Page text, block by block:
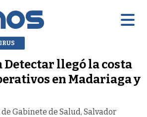
Detectar llegó la costa
en Madariaga y
de Gabinete de Salud, Salvador